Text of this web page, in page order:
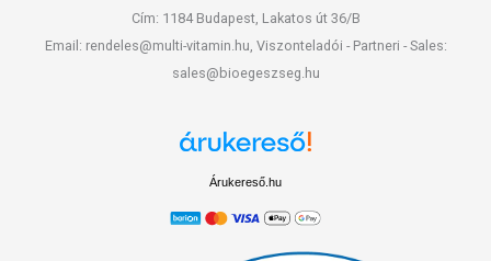
Cím: 1184 Budapest, Lakatos út 36/B
Email: rendeles@multi-vitamin.hu, Viszonteladói - Partneri - Sales:
sales@bioegeszseg.hu
Árukereső.hu